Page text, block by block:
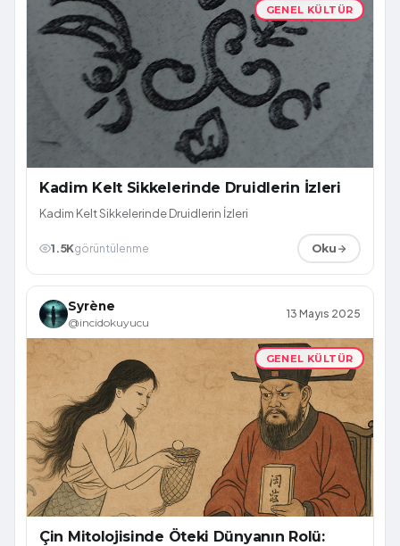
GENEL KÜLTÜR
Kadim Kelt Sikkelerinde Druidlerin İzleri
Kadim Kelt Sikkelerinde Druidlerin İzleri
1.5Kgörüntülenme Oku
Syrène
@incidokuyucu
13 Mayıs 2025
GENEL KÜLTÜR
Çin Mitolojisinde Öteki Dünyanın Rolü: